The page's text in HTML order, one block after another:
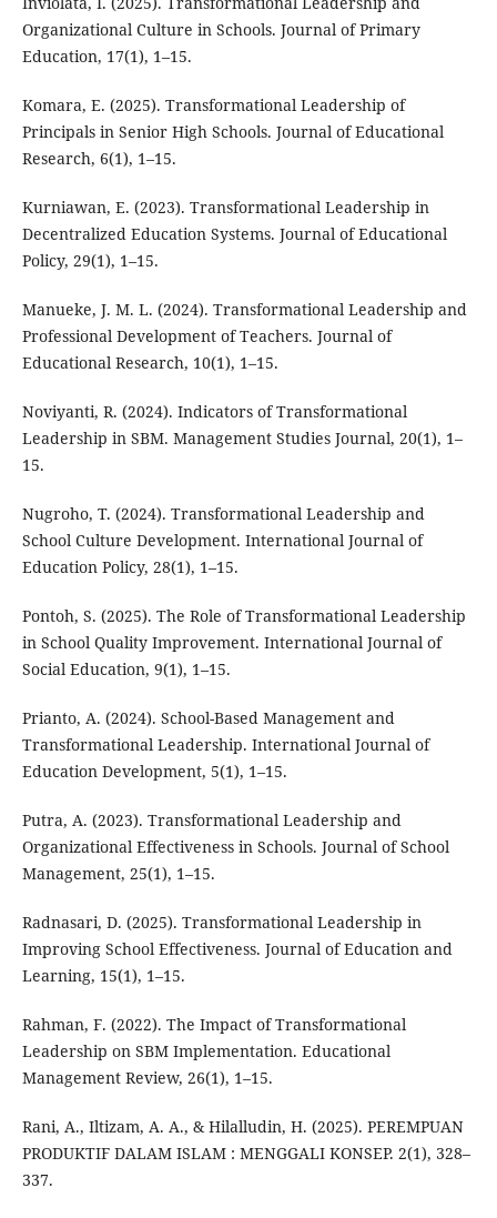
Organizational Culture in Schools. Journal of Primary
Education, 17(1), 1–15.
Komara, E. (2025). Transformational Leadership of
Principals in Senior High Schools. Journal of Educational
Research, 6(1), 1–15.
Kurniawan, E. (2023). Transformational Leadership in
Decentralized Education Systems. Journal of Educational
Policy, 29(1), 1–15.
Manueke, J. M. L. (2024). Transformational Leadership and
Professional Development of Teachers. Journal of
Educational Research, 10(1), 1–15.
Noviyanti, R. (2024). Indicators of Transformational
Leadership in SBM. Management Studies Journal, 20(1), 1–
15.
Nugroho, T. (2024). Transformational Leadership and
School Culture Development. International Journal of
Education Policy, 28(1), 1–15.
Pontoh, S. (2025). The Role of Transformational Leadership
in School Quality Improvement. International Journal of
Social Education, 9(1), 1–15.
Prianto, A. (2024). School-Based Management and
Transformational Leadership. International Journal of
Education Development, 5(1), 1–15.
Putra, A. (2023). Transformational Leadership and
Organizational Effectiveness in Schools. Journal of School
Management, 25(1), 1–15.
Radnasari, D. (2025). Transformational Leadership in
Improving School Effectiveness. Journal of Education and
Learning, 15(1), 1–15.
Rahman, F. (2022). The Impact of Transformational
Leadership on SBM Implementation. Educational
Management Review, 26(1), 1–15.
Rani, A., Iltizam, A. A., & Hilalludin, H. (2025). PEREMPUAN
PRODUKTIF DALAM ISLAM : MENGGALI KONSEP. 2(1), 328–
337.